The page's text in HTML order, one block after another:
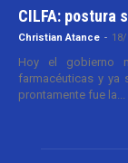
CILFA: postura
Christian Atance -
Hoy el gobierno
farmacéuticas y ya
prontamente fue la...